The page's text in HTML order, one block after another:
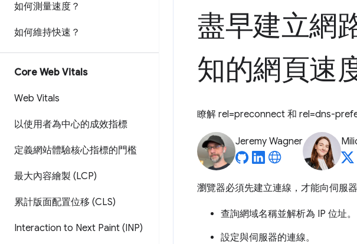
如何測量速度？
如何維持快速？
Core Web Vitals
Web Vitals
以使用者為中心的成效指標
定義網站體驗核心指標的門檻
最大內容繪製 (LCP)
累計版面配置位移 (CLS)
Interaction to Next Paint (INP)
盡早建立網
知的網頁速
瞭解 rel=preconnect 和 rel=dns-
Jeremy Wagner
瀏覽器必須先建立連線，才能向伺服
查詢網域名稱並解析為 IP 位址。
設定與伺服器的連線。